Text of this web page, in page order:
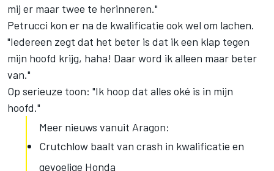
mij er maar twee te herinneren."
Petrucci kon er na de kwalificatie ook wel om lachen.
"Iedereen zegt dat het beter is dat ik een klap tegen
mijn hoofd krijg, haha! Daar word ik alleen maar beter
van."
Op serieuze toon: "Ik hoop dat alles oké is in mijn
hoofd."
Meer nieuws vanuit Aragon:
Crutchlow baalt van crash in kwalificatie en
gevoelige Honda